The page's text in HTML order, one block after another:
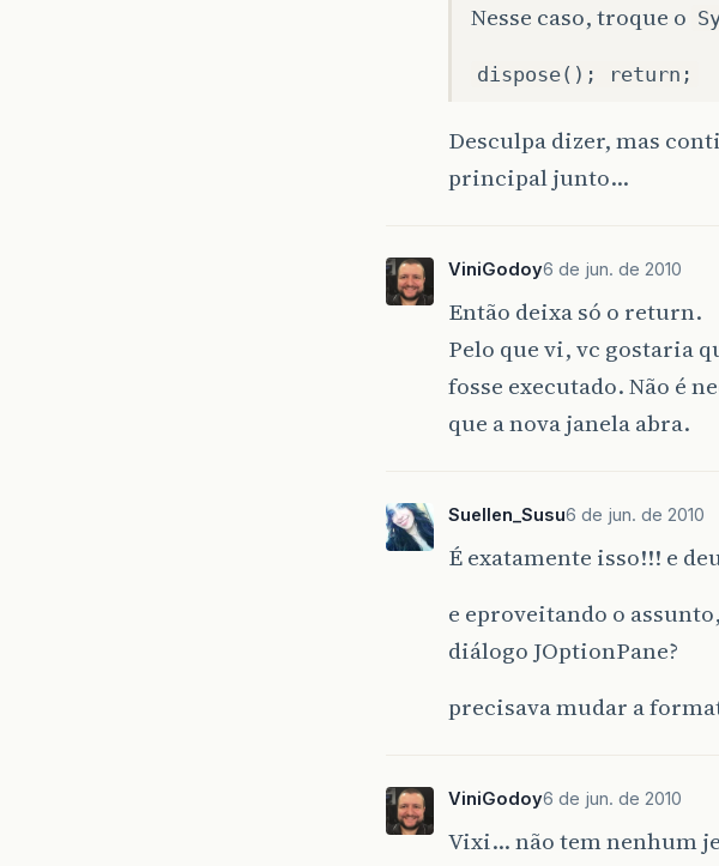
Nesse caso, troque o
dispose(); return;
Desculpa dizer, mas
principal junto…
ViniGodoy6 de jun. de 2010
Então deixa só o return.
Pelo que vi, vc gostaria
fosse executado. Não é
que a nova janela abra.
Suellen_Susu6 de jun. de 2010
É exatamente isso!!! e
e eproveitando o
diálogo JOptionPane?
precisava mudar a
ViniGodoy6 de jun. de 2010
Vixi… não tem nenhum